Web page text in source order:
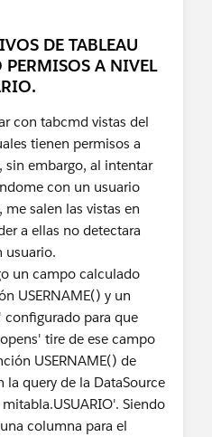
DE TABLEAU
PERMISOS A NIVEL
con tabcmd vistas del
tienen permisos a
sin embargo, al intentar
con un usuario
salen las vistas en
a ellas no detectara
usuario.
un campo calculado
USERNAME() y un
configurado para que
tire de ese campo
USERNAME() de
la query de la DataSource
Siendo
columna para el